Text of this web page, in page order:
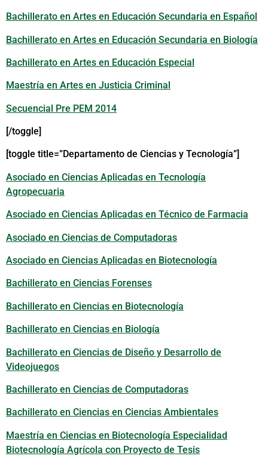
Bachillerato en Artes en Educación Secundaria en Español
Bachillerato en Artes en Educación Secundaria en Biología
Bachillerato en Artes en Educación Especial
Maestría en Artes en Justicia Criminal
Secuencial Pre PEM 2014
[/toggle]
[toggle title=”Departamento de Ciencias y Tecnología”]
Asociado en Ciencias Aplicadas en Tecnología
Agropecuaria
Asociado en Ciencias Aplicadas en Técnico de Farmacia
Asociado en Ciencias de Computadoras
Asociado en Ciencias Aplicadas en Biotecnología
Bachillerato en Ciencias Forenses
Bachillerato en Ciencias en Biotecnología
Bachillerato en Ciencias en Biología
Bachillerato en Ciencias de Diseño y Desarrollo de
Videojuegos
Bachillerato en Ciencias de Computadoras
Bachillerato en Ciencias en Ciencias Ambientales
Maestría en Ciencias en Biotecnología Especialidad
Biotecnología Agrícola con Proyecto de Tesis